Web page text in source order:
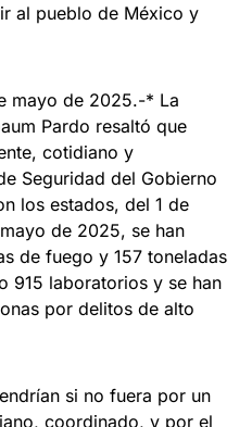
al pueblo de México y
mayo de 2025.-* La
Pardo resaltó que
cotidiano y
Seguridad del Gobierno
los estados, del 1 de
de 2025, se han
de fuego y 157 toneladas
915 laboratorios y se han
por delitos de alto
si no fuera por un
coordinado, y por el